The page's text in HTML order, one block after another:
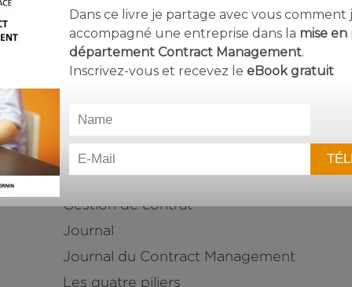
Delay management
Divers
Emploi
forensic
Formation
Général
Gestion de contrat
Journal
Journal du Contract Management
Les quatre piliers
Dans ce livre je partage avec vous comment
accompagné une entreprise dans la mise en
département Contract Management.
Inscrivez-vous et recevez le eBookgratuit